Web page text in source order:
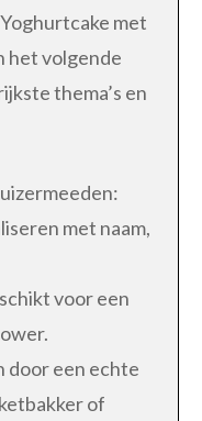
met
het volgende
thema’s en
met naam,
voor een
door een echte
of